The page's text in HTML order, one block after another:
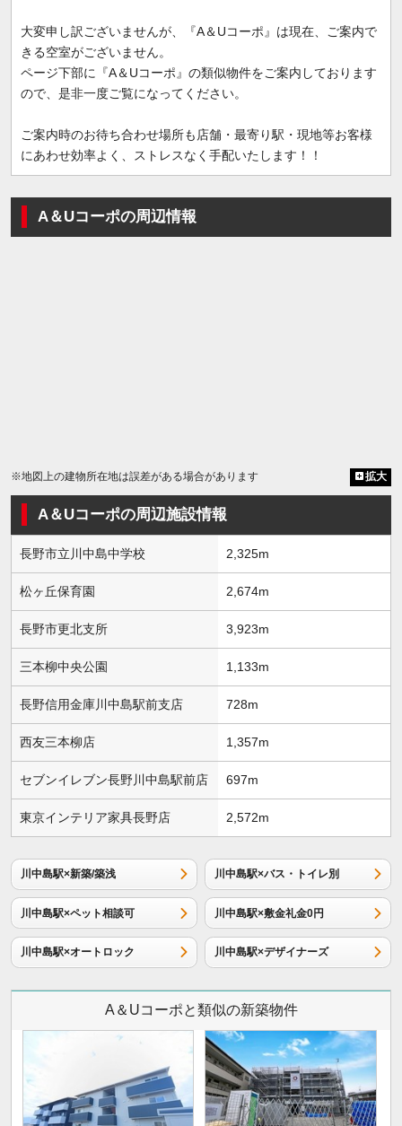
大変申し訳ございませんが、『A＆Uコーポ』は現在、ご案内で
きる空室がございません。
ページ下部に『A＆Uコーポ』の類似物件をご案内しております
ので、是非一度ご覧になってください。
ご案内時のお待ち合わせ場所も店舗・最寄り駅・現地等お客様
にあわせ効率よく、ストレスなく手配いたします！！
A＆Uコーポの周辺情報
※地図上の建物所在地は誤差がある場合があります 拡大
A＆Uコーポの周辺施設情報
長野市立川中島中学校 2,325m
松ヶ丘保育園 2,674m
長野市更北支所 3,923m
三本柳中央公園 1,133m
長野信用金庫川中島駅前支店 728m
西友三本柳店 1,357m
セブンイレブン長野川中島駅前店 697m
東京インテリア家具長野店 2,572m
川中島駅×新築/築浅 川中島駅×バス・トイレ別
川中島駅×ペット相談可 川中島駅×敷金礼金0円
川中島駅×オートロック 川中島駅×デザイナーズ
A＆Uコーポと類似の新築物件